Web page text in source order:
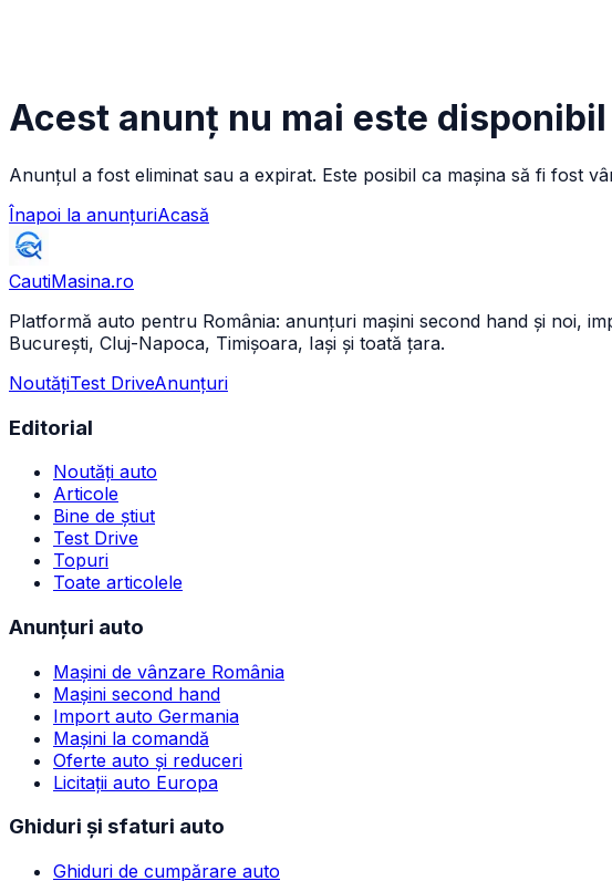
Acest anunț nu mai este disponibil
Anunțul a fost eliminat sau a expirat. Este posibil ca mașina să fi fost
Înapoi la anunțuriAcasă
CautiMasina.ro
Platformă auto pentru România: anunțuri mașini second hand și noi,
București, Cluj-Napoca, Timișoara, Iași și toată țara.
NoutățiTest DriveAnunțuri
Editorial
Noutăți auto
Articole
Bine de știut
Test Drive
Topuri
Toate articolele
Anunțuri auto
Mașini de vânzare România
Mașini second hand
Import auto Germania
Mașini la comandă
Oferte auto și reduceri
Licitații auto Europa
Ghiduri și sfaturi auto
Ghiduri de cumpărare auto